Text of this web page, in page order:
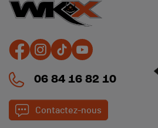
06 84 16 82 10
Contactez-nous